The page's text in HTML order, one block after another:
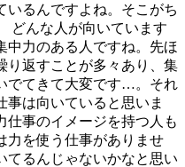
いるんですよね。そこがち
どんな人が向いています
中力のある人ですね。先ほ
り返すことが多々あり、集
でてきて大変です…。それ
事は向いていると思いま
仕事のイメージを持つ人も
力を使う仕事がありませ
てるんじゃないかなと思い